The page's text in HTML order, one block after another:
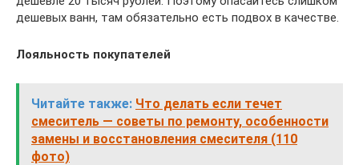
дешевых ванн, там обязательно есть подвох в качестве.
Лояльность покупателей
Читайте также: Что делать если течет
смеситель — советы по ремонту, особенности
замены и восстановления смесителя (110
фото)